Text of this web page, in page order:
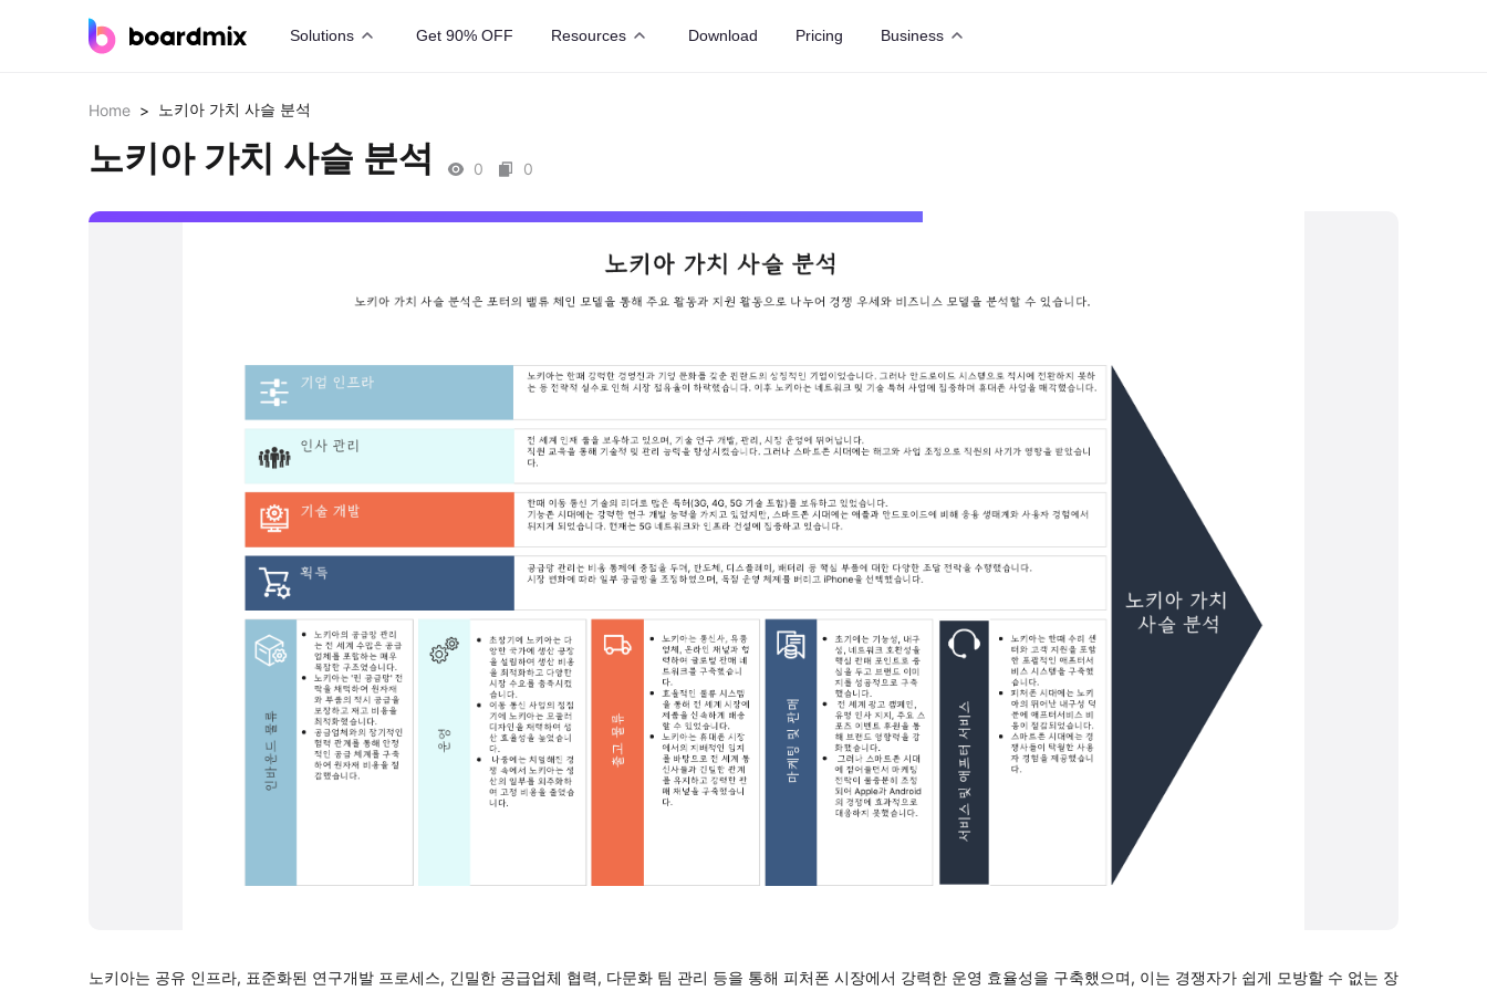
Solutions Get 90% OFF Resources Download Pricing Business
Home > 노키아 가치 사슬 분석
노키아 가치 사슬 분석 0 0
노키아는 공유 인프라, 표준화된 연구개발 프로세스, 긴밀한 공급업체 협력, 다문화 팀 관리 등을 통해 피처폰 시장에서 강력한 운영 효율성을 구축했으며, 이는 경쟁자가 쉽게 모방할 수 없는 장